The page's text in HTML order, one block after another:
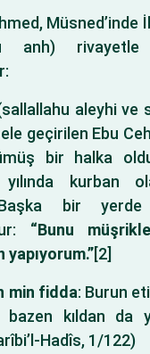
Müsned’inde
anh)
aleyhi ve
ele geçirilen Ebu
bir halka
yılında kurban
bir
“Bunu
yapıyorum.”[2]
min fidda: Burun
kıldan da
Hadîs, 1/122)